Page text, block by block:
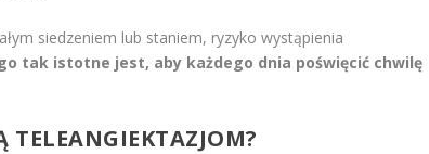
siedzeniem lub staniem, ryzyko wystąpienia
tak istotne jest, aby każdego dnia poświęcić chwilę
TELEANGIEKTAZJOM?